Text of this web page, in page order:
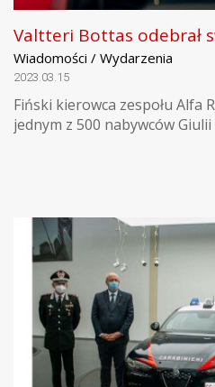
Valtteri Bottas odebrał
Wiadomości / Wydarzenia
2023.03.15
Fiński kierowca zespołu Alfa
jednym z 500 nabywców Giulii